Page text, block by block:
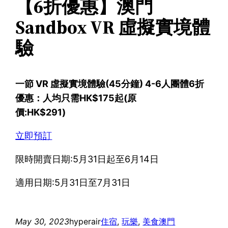
【6折優惠】澳門
Sandbox VR 虛擬實境體
驗
一節 VR 虛擬實境體驗(45分鐘) 4-6人團體6折
優惠：人均只需HK$175起(原
價:HK$291)
立即預訂
限時開賣日期:5月31日起至6月14日
適用日期:5月31日至7月31日
May 30, 2023hyperair住宿, 玩樂, 美食澳門